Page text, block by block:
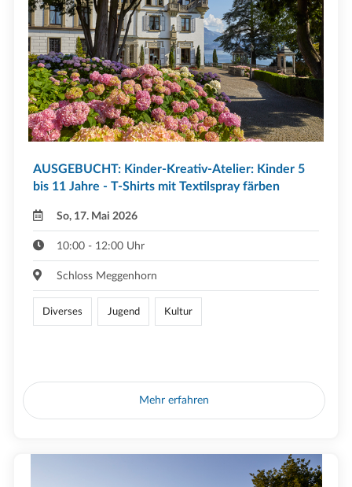
AUSGEBUCHT: Kinder-Kreativ-Atelier: Kinder 5
bis 11 Jahre - T-Shirts mit Textilspray färben
So, 17. Mai 2026
10:00 - 12:00 Uhr
Schloss Meggenhorn
Diverses Jugend Kultur
Mehr erfahren